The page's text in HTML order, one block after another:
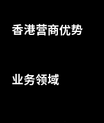
香港营商优势
业务领域